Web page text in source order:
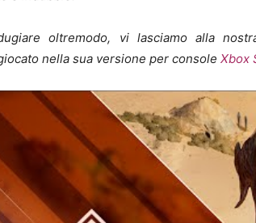
oltremodo, vi lasciamo alla
nella sua versione per console Xbox